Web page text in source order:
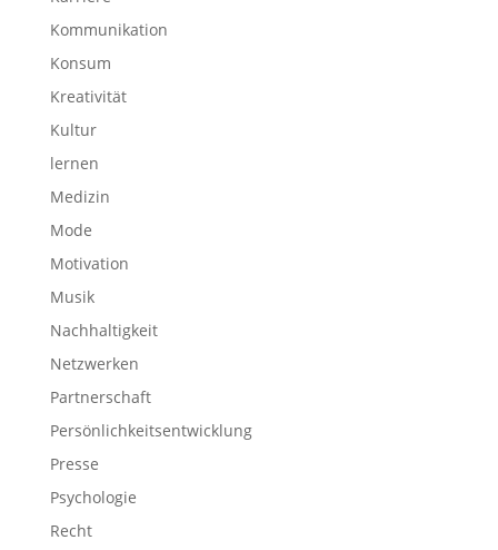
Kommunikation
Konsum
Kreativität
Kultur
lernen
Medizin
Mode
Motivation
Musik
Nachhaltigkeit
Netzwerken
Partnerschaft
Persönlichkeitsentwicklung
Presse
Psychologie
Recht